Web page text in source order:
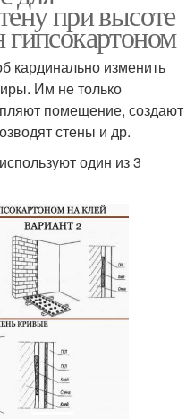
при высоте
кардинально изменить
Им не только
помещение, создают
стены и др.
один из 3